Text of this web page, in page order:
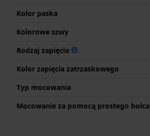
Kolor paska
Kolorowe szwy
Rodzaj zapięcia
Kolor zapięcia zatrzaskowego
Typ mocowania
Mocowanie za pomocą prostego bolca